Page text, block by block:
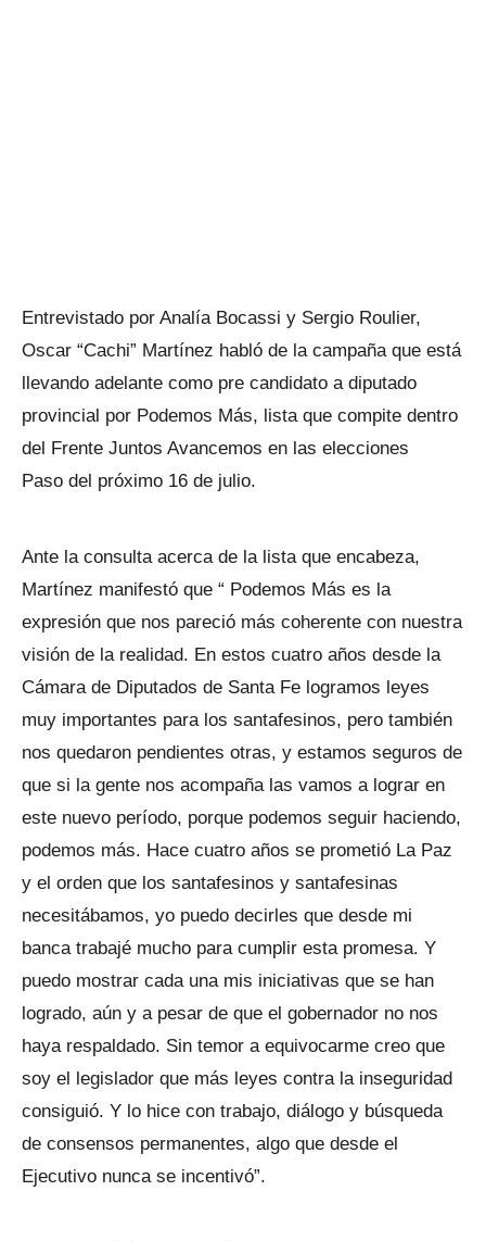
Entrevistado por Analía Bocassi y Sergio Roulier,
Oscar “Cachi” Martínez habló de la campaña que está
llevando adelante como pre candidato a diputado
provincial por Podemos Más, lista que compite dentro
del Frente Juntos Avancemos en las elecciones
Paso del próximo 16 de julio.
Ante la consulta acerca de la lista que encabeza,
Martínez manifestó que “ Podemos Más es la
expresión que nos pareció más coherente con nuestra
visión de la realidad. En estos cuatro años desde la
Cámara de Diputados de Santa Fe logramos leyes
muy importantes para los santafesinos, pero también
nos quedaron pendientes otras, y estamos seguros de
que si la gente nos acompaña las vamos a lograr en
este nuevo período, porque podemos seguir haciendo,
podemos más. Hace cuatro años se prometió La Paz
y el orden que los santafesinos y santafesinas
necesitábamos, yo puedo decirles que desde mi
banca trabajé mucho para cumplir esta promesa. Y
puedo mostrar cada una mis iniciativas que se han
logrado, aún y a pesar de que el gobernador no nos
haya respaldado. Sin temor a equivocarme creo que
soy el legislador que más leyes contra la inseguridad
consiguió. Y lo hice con trabajo, diálogo y búsqueda
de consensos permanentes, algo que desde el
Ejecutivo nunca se incentivó”.